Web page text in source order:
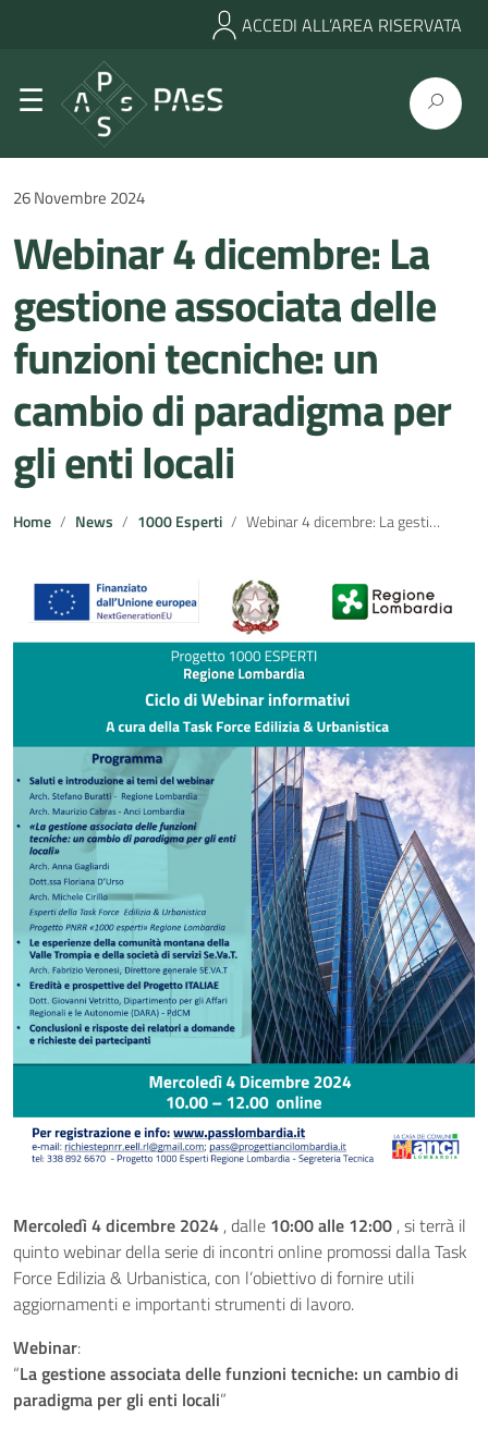
ACCEDI ALL’AREA RISERVATA
26 Novembre 2024
Webinar 4 dicembre: La
gestione associata delle
funzioni tecniche: un
cambio di paradigma per
gli enti locali
Home News 1000 Esperti Webinar 4 dicembre: La gestione associata delle funzioni tecniche: un cambio di paradigma per gli enti locali
Mercoledì 4 dicembre 2024 , dalle 10:00 alle 12:00 , si terrà il
quinto webinar della serie di incontri online promossi dalla Task
Force Edilizia & Urbanistica, con l’obiettivo di fornire utili
aggiornamenti e importanti strumenti di lavoro.
Webinar:
“La gestione associata delle funzioni tecniche: un cambio di
paradigma per gli enti locali”